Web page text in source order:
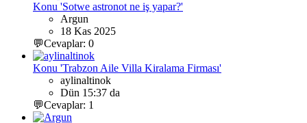
Konu 'Sotwe astronot ne iş yapar?'
Argun
18 Kas 2025
💬Cevaplar: 0
Konu 'Trabzon Aile Villa Kiralama Firması'
aylinaltinok
Dün 15:37 da
💬Cevaplar: 1